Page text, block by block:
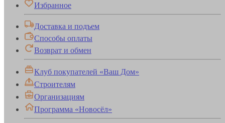
Избранное
Доставка и подъем
Способы оплаты
Возврат и обмен
Клуб покупателей «Ваш Дом»
Строителям
Организациям
Программа «Новосёл»